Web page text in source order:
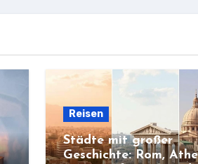
Reisen
Städte mit großer
Geschichte: Rom,